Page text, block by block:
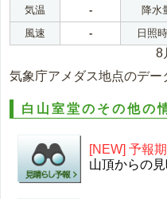
気温 - 降水
風速
- 日照
8
気象庁アメダス地点のデー
白山室堂のその他の
[NEW] 予報
山頂からの